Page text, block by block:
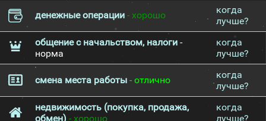
денежные операции - хорошо
когда
лучше?
общение с начальством, налоги -
норма
когда
лучше?
смена места работы - отлично
когда
лучше?
недвижимость (покупка, продажа,
обмен) - хорошо
когда
лучше?